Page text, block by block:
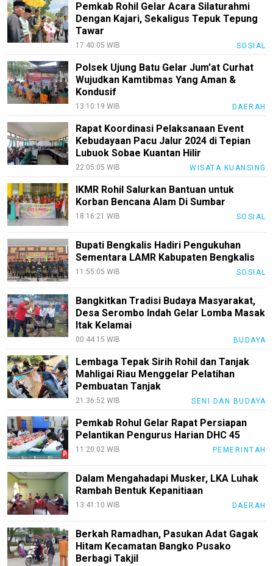
Pemkab Rohil Gelar Acara Silaturahmi
Dengan Kajari, Sekaligus Tepuk Tepung
Tawar
17:40:05 WIB SOSIAL
Polsek Ujung Batu Gelar Jum'at Curhat
Wujudkan Kamtibmas Yang Aman &
Kondusif
13:10:19 WIB DAERAH
Rapat Koordinasi Pelaksanaan Event
Kebudayaan Pacu Jalur 2024 di Tepian
Lubuok Sobae Kuantan Hilir
22:05:05 WIB WISATA KUANSING
IKMR Rohil Salurkan Bantuan untuk
Korban Bencana Alam Di Sumbar
18:16:21 WIB SOSIAL
Bupati Bengkalis Hadiri Pengukuhan
Sementara LAMR Kabupaten Bengkalis
11:55:05 WIB SOSIAL
Bangkitkan Tradisi Budaya Masyarakat,
Desa Serombo Indah Gelar Lomba Masak
Itak Kelamai
00:44:15 WIB BUDAYA
Lembaga Tepak Sirih Rohil dan Tanjak
Mahligai Riau Menggelar Pelatihan
Pembuatan Tanjak
21:36:52 WIB SENI DAN BUDAYA
Pemkab Rohul Gelar Rapat Persiapan
Pelantikan Pengurus Harian DHC 45
11:20:02 WIB PEMERINTAH
Dalam Mengahadapi Musker, LKA Luhak
Rambah Bentuk Kepanitiaan
13:41:10 WIB DAERAH
Berkah Ramadhan, Pasukan Adat Gagak
Hitam Kecamatan Bangko Pusako
Berbagi Takjil
Karir
pendidikan
Etik
Internal
KEJ
Disclaimer
Tentang
Kami
Pedoman
Media
Siber
Redaksi
Index
All